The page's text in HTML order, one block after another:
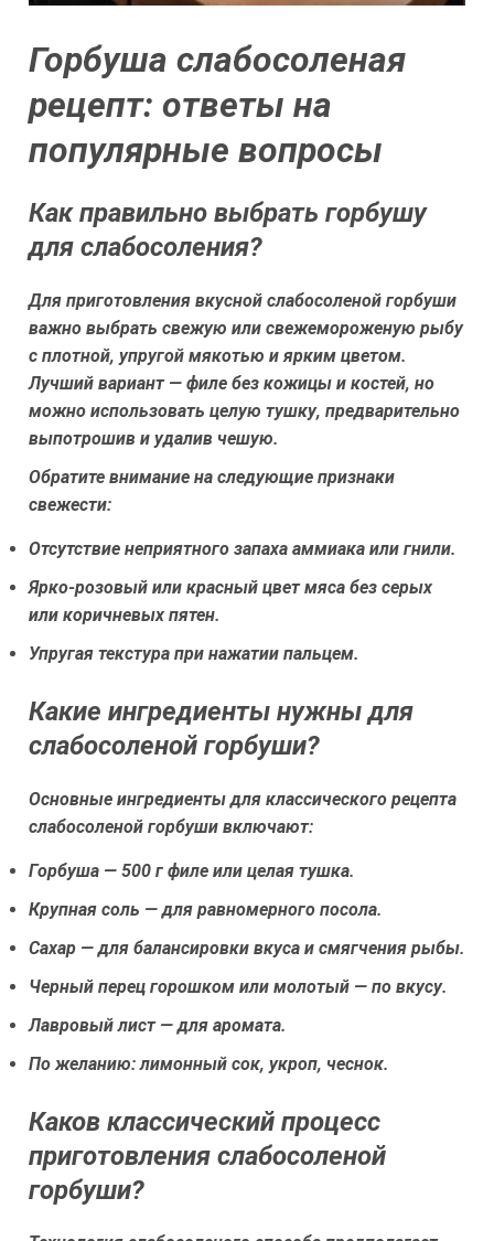
Горбуша слабосоленая
рецепт: ответы на
популярные вопросы
Как правильно выбрать горбушу
для слабосоления?
Для приготовления вкусной слабосоленой горбуши
важно выбрать свежую или свежемороженую рыбу
с плотной, упругой мякотью и ярким цветом.
Лучший вариант — филе без кожицы и костей, но
можно использовать целую тушку, предварительно
выпотрошив и удалив чешую.
Обратите внимание на следующие признаки
свежести:
Отсутствие неприятного запаха аммиака или гнили.
Ярко-розовый или красный цвет мяса без серых
или коричневых пятен.
Упругая текстура при нажатии пальцем.
Какие ингредиенты нужны для
слабосоленой горбуши?
Основные ингредиенты для классического рецепта
слабосоленой горбуши включают:
Горбуша — 500 г филе или целая тушка.
Крупная соль — для равномерного посола.
Сахар — для балансировки вкуса и смягчения рыбы.
Черный перец горошком или молотый — по вкусу.
Лавровый лист — для аромата.
По желанию: лимонный сок, укроп, чеснок.
Каков классический процесс
приготовления слабосоленой
горбуши?